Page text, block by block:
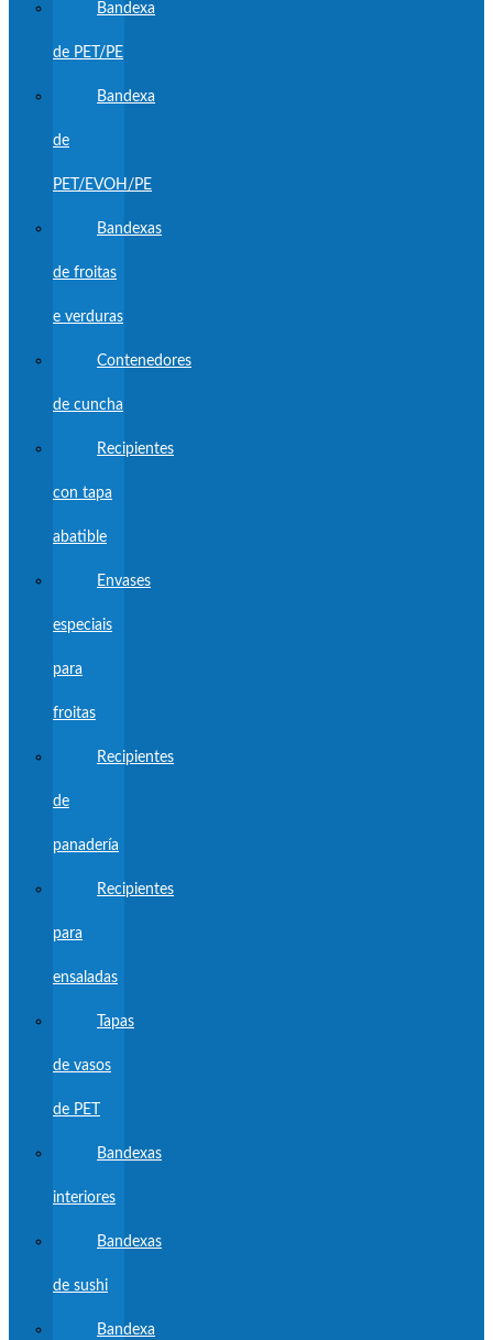
Bandexa
de PET/PE
Bandexa
de
PET/EVOH/PE
Bandexas
de froitas
e verduras
Contenedores
de cuncha
Recipientes
con tapa
abatible
Envases
especiais
para
froitas
Recipientes
de
panadería
Recipientes
para
ensaladas
Tapas
de vasos
de PET
Bandexas
interiores
Bandexas
de sushi
Bandexa